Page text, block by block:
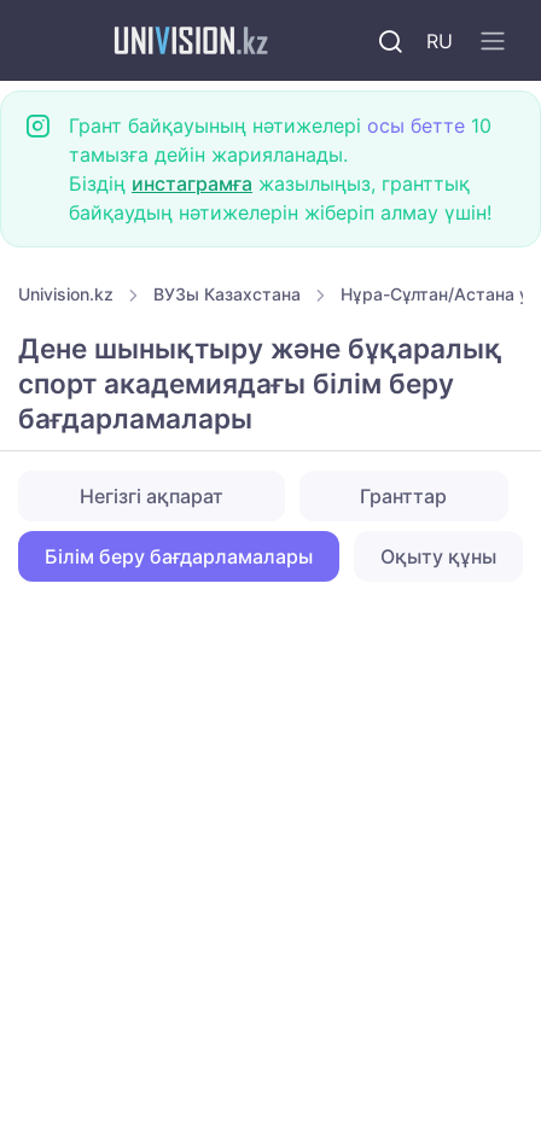
RU
Грант байқауының нәтижелері осы бетте 10
тамызға дейін жарияланады.
Біздің инстаграмға жазылыңыз, гранттық
байқаудың нәтижелерін жіберіп алмау үшін!
Univision.kz ВУЗы Казахстана Нұра-Сұлтан/Астана
Дене шынықтыру және бұқаралық
спорт академиядағы білім беру
бағдарламалары
Негізгі ақпарат Гранттар
Білім беру бағдарламалары Оқыту құны